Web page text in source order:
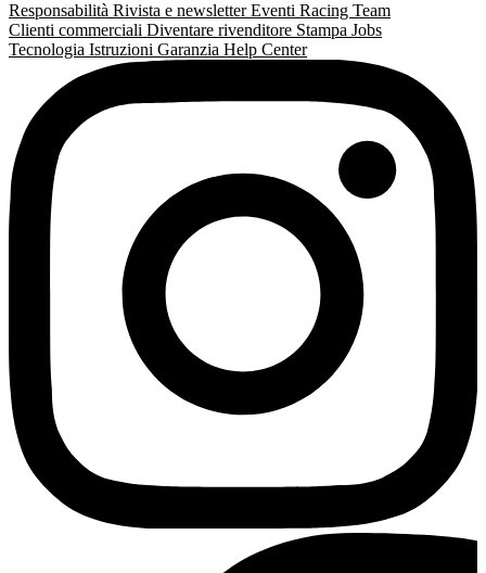
Responsabilità Rivista e newsletterEventi Racing Team
Clienti commerciali Diventare rivenditore Stampa Jobs
Tecnologia Istruzioni Garanzia Help Center